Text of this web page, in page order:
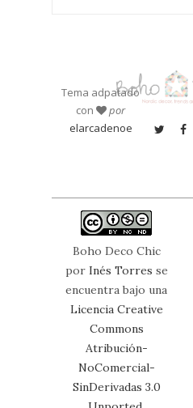
Tema adpatado
con
por
elarcadenoe
Boho Deco Chic
por Inés Torres se
encuentra bajo una
Licencia Creative
Commons
Atribución-
NoComercial-
SinDerivadas 3.0